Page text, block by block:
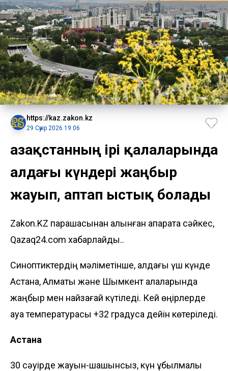
https://kaz.zakon.kz
29 Сәуір 2026 19:06
Қазақстанның ірі қалаларында
алдағы күндері жаңбыр
жауып, аптап ыстық болады
Zakon.KZ парақшасынан алынған ақпаратқа сәйкес,
Qazaq24.com хабарлайды..
Синоптиктердің мәліметінше, алдағы үш күнде
Астана, Алматы және Шымкент қалаларында
жаңбыр мен найзағай күтіледі. Кей өңірлерде
ауа температурасы +32 градусқа дейін көтеріледі.
Астана
30 сәуірде жауын-шашынсыз, күн құбылмалы